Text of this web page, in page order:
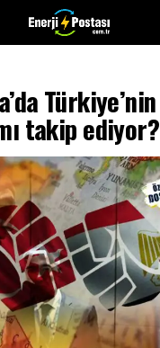
Türkiye’nin
takip ediyor?